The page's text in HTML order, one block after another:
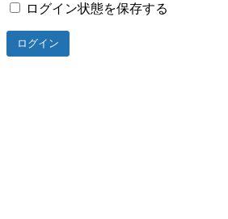
ログイン状態を保存する